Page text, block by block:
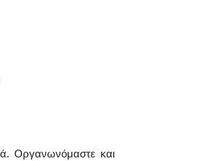
Οργανωνόμαστε και